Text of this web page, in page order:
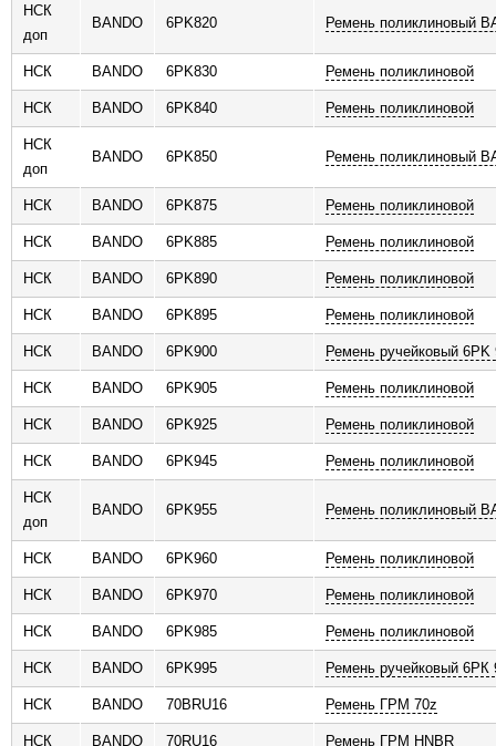
НСК
доп
BANDO 6PK820 Ремень поликлиновый
НСК BANDO 6PK830 Ремень поликлиновой
НСК BANDO 6PK840 Ремень поликлиновой
НСК
доп
BANDO 6PK850 Ремень поликлиновый
НСК BANDO 6PK875 Ремень поликлиновой
НСК BANDO 6PK885 Ремень поликлиновой
НСК BANDO 6PK890 Ремень поликлиновой
НСК BANDO 6PK895 Ремень поликлиновой
НСК BANDO 6PK900 Ремень ручейковый 6РK
НСК BANDO 6PK905 Ремень поликлиновой
НСК BANDO 6PK925 Ремень поликлиновой
НСК BANDO 6PK945 Ремень поликлиновой
НСК
доп
BANDO 6PK955 Ремень поликлиновый
НСК BANDO 6PK960 Ремень поликлиновой
НСК BANDO 6PK970 Ремень поликлиновой
НСК BANDO 6PK985 Ремень поликлиновой
НСК BANDO 6PK995 Ремень ручейковый 6РК
НСК BANDO 70BRU16 Ремень ГРМ 70z
НСК BANDO 70RU16 Ремень ГРM HNBR